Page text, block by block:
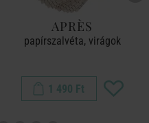
APRÈS
papírszalvéta, virágok
1 490 Ft